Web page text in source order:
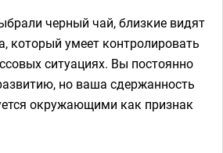
черный чай, близкие видят
который умеет контролировать
ситуациях. Вы постоянно
но ваша сдержанность
окружающими как признак